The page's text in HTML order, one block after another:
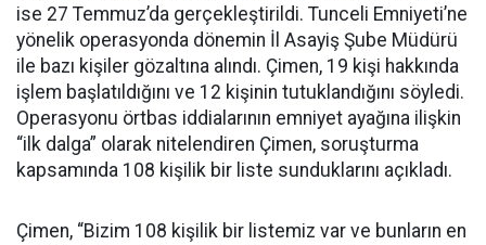
ise 27 Temmuz’da gerçekleştirildi. Tunceli Emniyeti’ne
yönelik operasyonda dönemin İl Asayiş Şube Müdürü
ile bazı kişiler gözaltına alındı. Çimen, 19 kişi hakkında
işlem başlatıldığını ve 12 kişinin tutuklandığını söyledi.
Operasyonu örtbas iddialarının emniyet ayağına ilişkin
“ilk dalga” olarak nitelendiren Çimen, soruşturma
kapsamında 108 kişilik bir liste sunduklarını açıkladı.
Çimen, “Bizim 108 kişilik bir listemiz var ve bunların en